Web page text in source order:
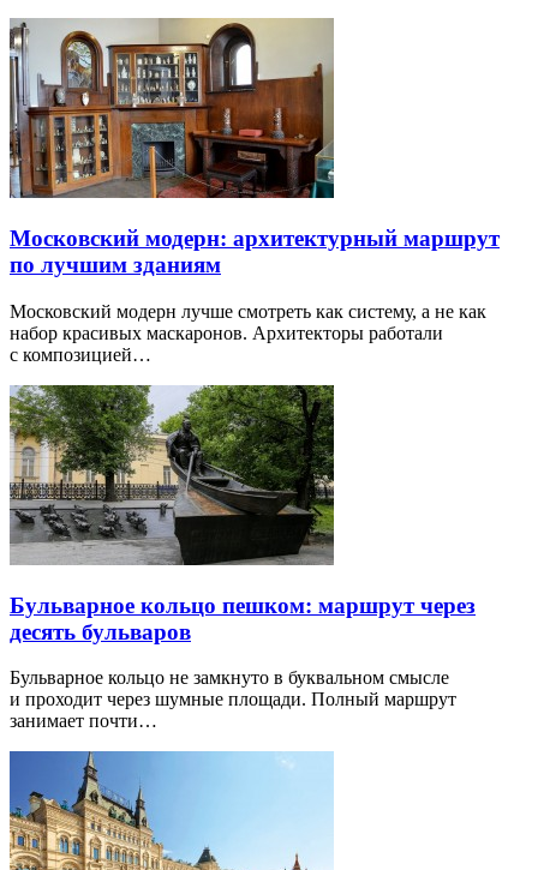
Московский модерн: архитектурный маршрут
по лучшим зданиям
Московский модерн лучше смотреть как систему, а не как
набор красивых маскаронов. Архитекторы работали
с композицией…
Бульварное кольцо пешком: маршрут через
десять бульваров
Бульварное кольцо не замкнуто в буквальном смысле
и проходит через шумные площади. Полный маршрут
занимает почти…